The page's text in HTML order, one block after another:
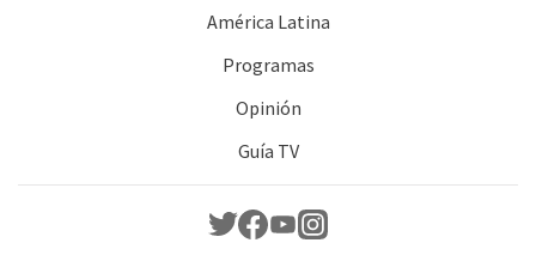
América Latina
Programas
Opinión
Guía TV